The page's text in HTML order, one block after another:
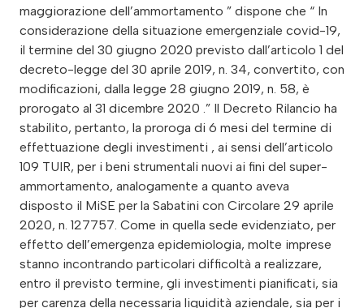
maggiorazione dell’ammortamento ” dispone che “ In
considerazione della situazione emergenziale covid-19,
il termine del 30 giugno 2020 previsto dall’articolo 1 del
decreto-legge del 30 aprile 2019, n. 34, convertito, con
modificazioni, dalla legge 28 giugno 2019, n. 58, è
prorogato al 31 dicembre 2020 .” Il Decreto Rilancio ha
stabilito, pertanto, la proroga di 6 mesi del termine di
effettuazione degli investimenti , ai sensi dell’articolo
109 TUIR, per i beni strumentali nuovi ai fini del super-
ammortamento, analogamente a quanto aveva
disposto il MiSE per la Sabatini con Circolare 29 aprile
2020, n. 127757. Come in quella sede evidenziato, per
effetto dell’emergenza epidemiologia, molte imprese
stanno incontrando particolari difficoltà a realizzare,
entro il previsto termine, gli investimenti pianificati, sia
per carenza della necessaria liquidità aziendale, sia per i